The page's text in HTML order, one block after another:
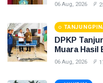
06 Aug, 2026
DPKP
Muara Hasil
Taman
06 Aug, 2026